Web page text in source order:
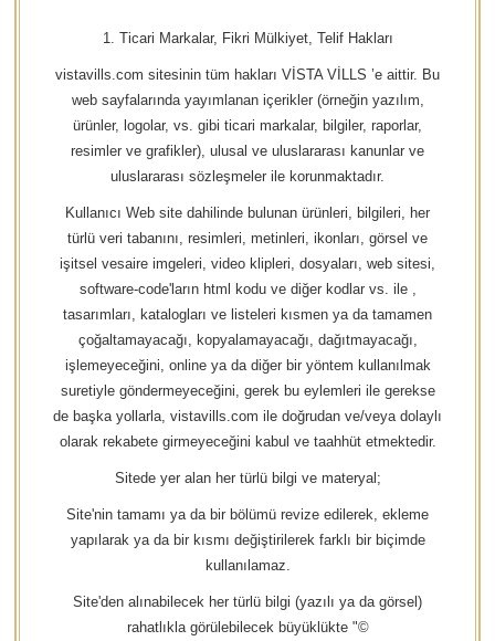
1. Ticari Markalar, Fikri Mülkiyet, Telif Hakları
vistavills.com sitesinin tüm hakları VİSTA VİLLS ’e aittir. Bu
web sayfalarında yayımlanan içerikler (örneğin yazılım,
ürünler, logolar, vs. gibi ticari markalar, bilgiler, raporlar,
resimler ve grafikler), ulusal ve uluslararası kanunlar ve
uluslararası sözleşmeler ile korunmaktadır.
Kullanıcı Web site dahilinde bulunan ürünleri, bilgileri, her
türlü veri tabanını, resimleri, metinleri, ikonları, görsel ve
işitsel vesaire imgeleri, video klipleri, dosyaları, web sitesi,
software-code'ların html kodu ve diğer kodlar vs. ile ,
tasarımları, katalogları ve listeleri kısmen ya da tamamen
çoğaltamayacağı, kopyalamayacağı, dağıtmayacağı,
işlemeyeceğini, online ya da diğer bir yöntem kullanılmak
suretiyle göndermeyeceğini, gerek bu eylemleri ile gerekse
de başka yollarla, vistavills.com ile doğrudan ve/veya dolaylı
olarak rekabete girmeyeceğini kabul ve taahhüt etmektedir.
Sitede yer alan her türlü bilgi ve materyal;
Site'nin tamamı ya da bir bölümü revize edilerek, ekleme
yapılarak ya da bir kısmı değiştirilerek farklı bir biçimde
kullanılamaz.
Site'den alınabilecek her türlü bilgi (yazılı ya da görsel)
rahatlıkla görülebilecek büyüklükte "©